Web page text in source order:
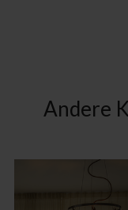
Andere